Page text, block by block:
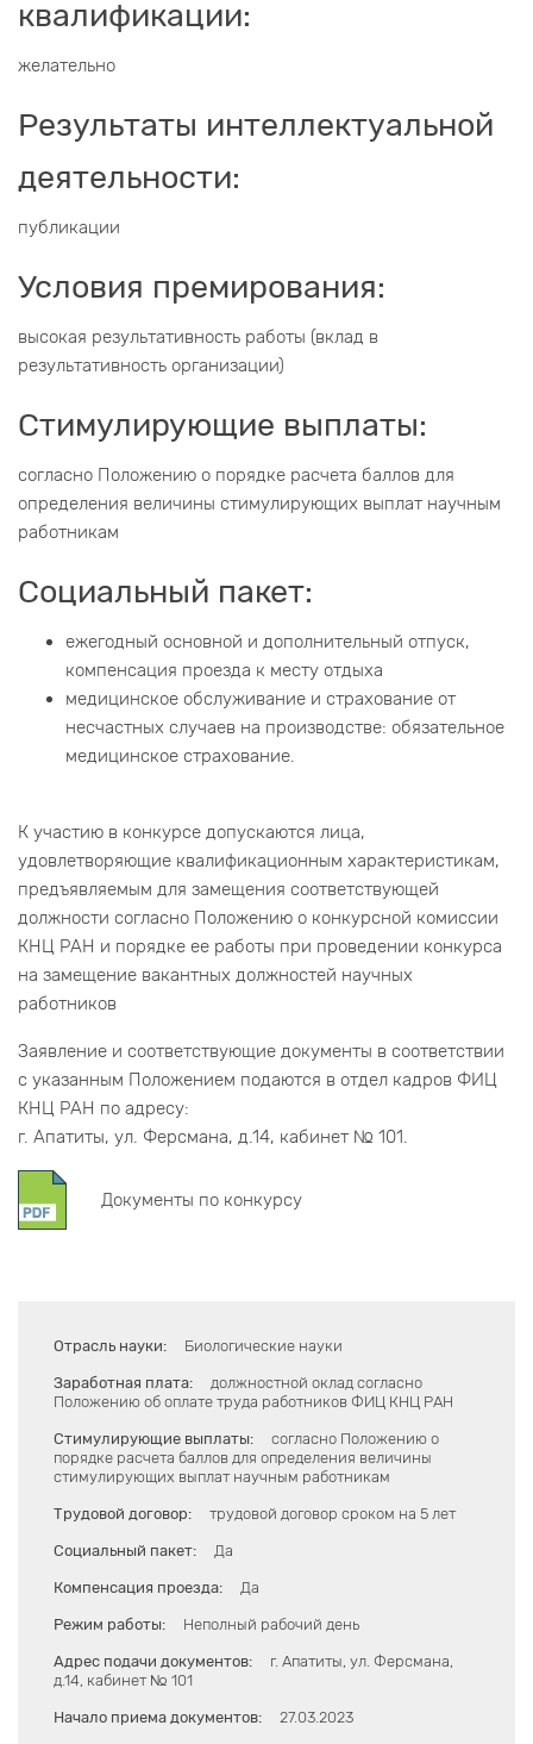
квалификации:
желательно
Результаты интеллектуальной
деятельности:
публикации
Условия премирования:
высокая результативность работы (вклад в
результативность организации)
Стимулирующие выплаты:
согласно Положению о порядке расчета баллов для
определения величины стимулирующих выплат научным
работникам
Социальный пакет:
ежегодный основной и дополнительный отпуск,
компенсация проезда к месту отдыха
медицинское обслуживание и страхование от
несчастных случаев на производстве: обязательное
медицинское страхование.
К участию в конкурсе допускаются лица,
удовлетворяющие квалификационным характеристикам,
предъявляемым для замещения соответствующей
должности согласно Положению о конкурсной комиссии
КНЦ РАН и порядке ее работы при проведении конкурса
на замещение вакантных должностей научных
работников
Заявление и соответствующие документы в соответствии
с указанным Положением подаются в отдел кадров ФИЦ
КНЦ РАН по адресу:
г. Апатиты, ул. Ферсмана, д.14, кабинет № 101.
Документы по конкурсу
Отрасль науки: Биологические науки
Заработная плата:
должностной оклад согласно
Положению об оплате труда работников ФИЦ КНЦ РАН
Стимулирующие выплаты:
согласно Положению о
порядке расчета баллов для определения величины
стимулирующих выплат научным работникам
Трудовой договор: трудовой договор сроком на 5 лет
Социальный пакет: Да
Компенсация проезда: Да
Режим работы: Неполный рабочий день
Адрес подачи документов:
г. Апатиты, ул. Ферсмана,
д.14, кабинет № 101
Начало приема документов: 27.03.2023